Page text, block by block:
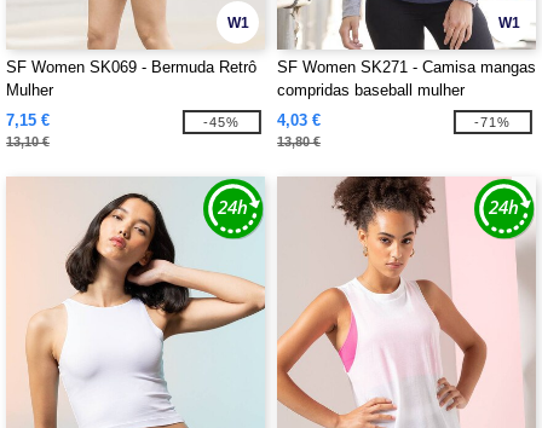
W1
SF Women SK069 - Bermuda Retrô
Mulher
7,15 €
13,10 €
-45%
W1
SF Women SK271 - Camisa mangas
compridas baseball mulher
4,03 €
13,80 €
-71%